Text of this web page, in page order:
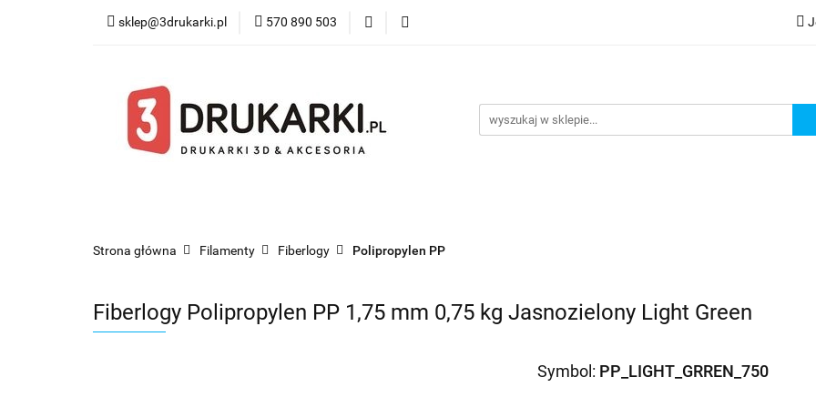
sklep@3drukarki.pl 570 890 503
Blog Bestsellery
Strona główna Filamenty Fiberlogy Polipropylen PP
Fiberlogy Polipropylen PP 1,75 mm 0,75 kg Jasnozielony Light Green
Symbol: PP_LIGHT_GRREN_750